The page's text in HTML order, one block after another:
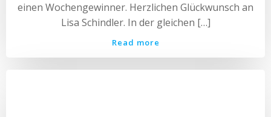
einen Wochengewinner. Herzlichen Glückwunsch an
Lisa Schindler. In der gleichen […]
Read more